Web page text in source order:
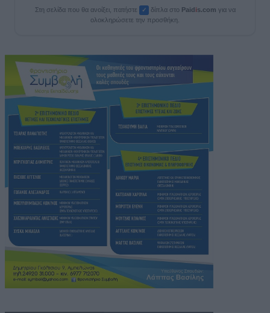
Στη σελίδα που θα ανοίξει, πατήστε ✓ δίπλα στο Paidis.com για να
ολοκληρώσετε την προσθήκη.